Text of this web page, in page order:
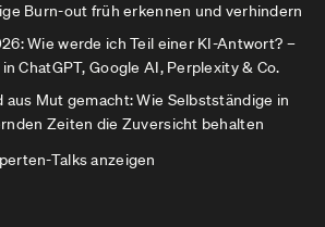
Burn-out früh erkennen und verhindern
Wie werde ich Teil einer KI-Antwort? –
ChatGPT, Google AI, Perplexity & Co.
aus Mut gemacht: Wie Selbstständige in
Zeiten die Zuversicht behalten
Talks anzeigen